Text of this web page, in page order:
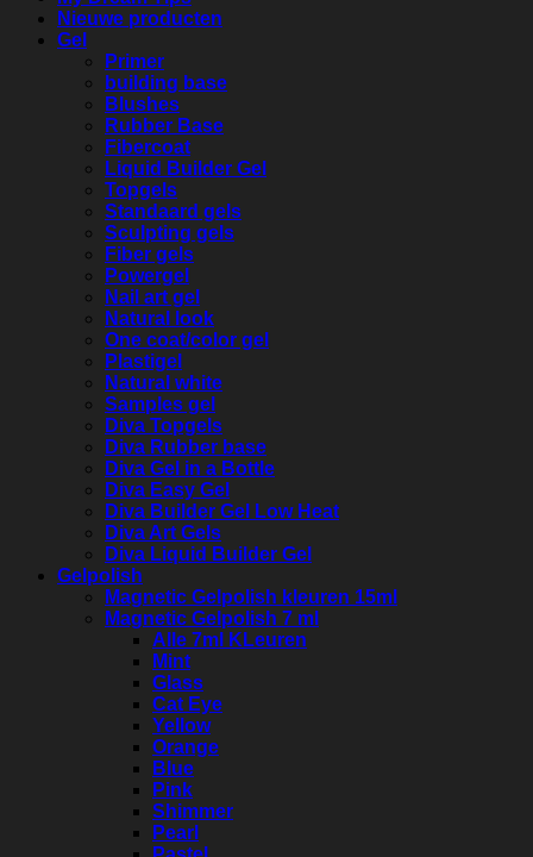
Nieuwe producten
Gel
Primer
building base
Blushes
Rubber Base
Fibercoat
Liquid Builder Gel
Topgels
Standaard gels
Sculpting gels
Fiber gels
Powergel
Nail art gel
Natural look
One coat/color gel
Plastigel
Natural white
Samples gel
Diva Topgels
Diva Rubber base
Diva Gel in a Bottle
Diva Easy Gel
Diva Builder Gel Low Heat
Diva Art Gels
Diva Liquid Builder Gel
Gelpolish
Magnetic Gelpolish kleuren 15ml
Magnetic Gelpolish 7 ml
Alle 7ml KLeuren
Mint
Glass
Cat Eye
Yellow
Orange
Blue
Pink
Shimmer
Pearl